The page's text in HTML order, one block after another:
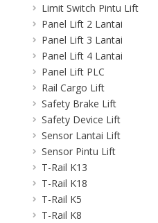
Limit Switch Pintu Lift
Panel Lift 2 Lantai
Panel Lift 3 Lantai
Panel Lift 4 Lantai
Panel Lift PLC
Rail Cargo Lift
Safety Brake Lift
Safety Device Lift
Sensor Lantai Lift
Sensor Pintu Lift
T-Rail K13
T-Rail K18
T-Rail K5
T-Rail K8